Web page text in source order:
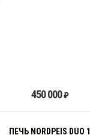
450 000₽
ПЕЧЬ NORDPEIS DUO 1